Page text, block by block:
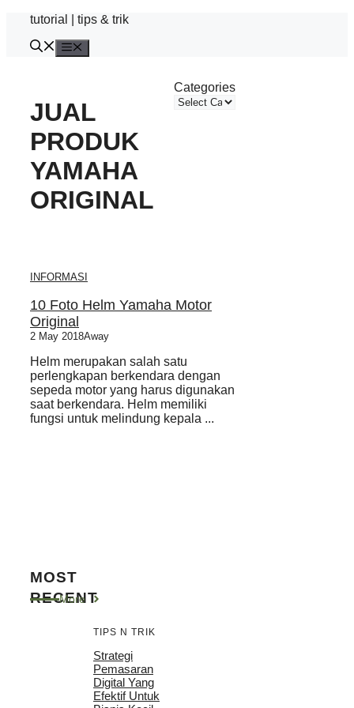
Skip
content
tutorial | tips & trik
JUAL
PRODUK
YAMAHA
ORIGINAL
Categories
INFORMASI
10 Foto Helm Yamaha Motor
Original
2 May 2018Away
Helm merupakan salah satu
perlengkapan berkendara dengan
sepeda motor yang harus digunakan
saat berkendara. Helm memiliki
fungsi untuk melindung kepala ...
MOST
RECENT
More
TIPS N TRIK
Strategi
Pemasaran
Digital Yang
Efektif Untuk